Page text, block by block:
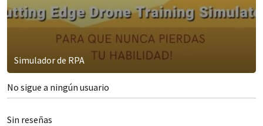
Simulador de RPA
No sigue a ningún usuario
Sin reseñas